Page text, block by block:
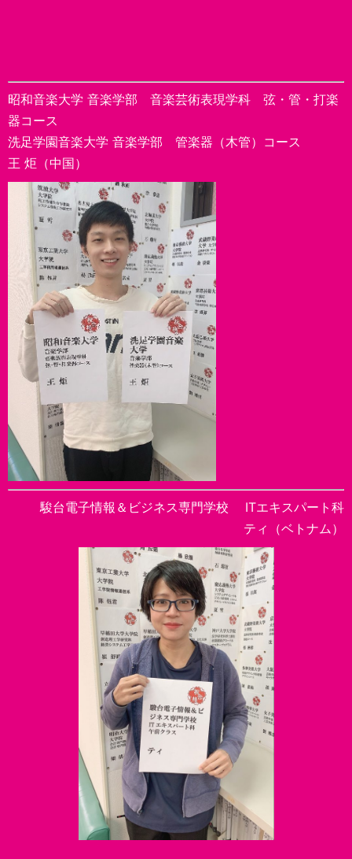
昭和音楽大学 音楽学部 音楽芸術表現学科 弦・管・打楽
器コース
洗足学園音楽大学 音楽学部 管楽器（木管）コース
王 炬（中国）
駿台電子情報＆ビジネス専門学校 ITエキスパート科
ティ（ベトナム）